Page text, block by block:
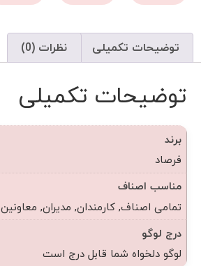
توضیحات تکمیلی نظرات (0)
توضیحات تکمیلی
برند
فرصاد
مناسب اصناف
تمامی اصناف, کارمندان, مدیران, معاونین
درج لوگو
لوگو دلخواه شما قابل درج است